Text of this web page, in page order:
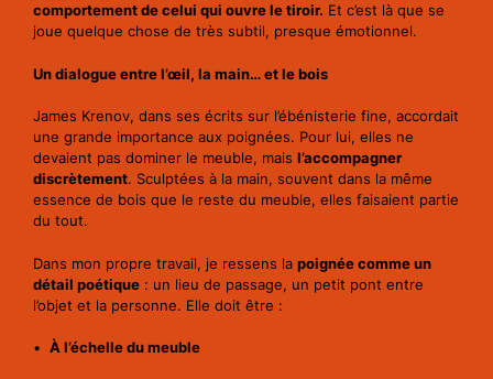
comportement de celui qui ouvre le tiroir. Et c’est là que se
joue quelque chose de très subtil, presque émotionnel.
Un dialogue entre l’œil, la main… et le bois
James Krenov, dans ses écrits sur l’ébénisterie fine, accordait
une grande importance aux poignées. Pour lui, elles ne
devaient pas dominer le meuble, mais l’accompagner
discrètement. Sculptées à la main, souvent dans la même
essence de bois que le reste du meuble, elles faisaient partie
du tout.
Dans mon propre travail, je ressens la poignée comme un
détail poétique : un lieu de passage, un petit pont entre
l’objet et la personne. Elle doit être :
• À l’échelle du meuble